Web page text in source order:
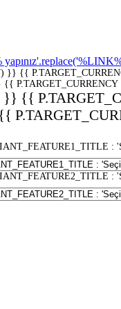
}} {{
{{
}} {{
{{
:
: